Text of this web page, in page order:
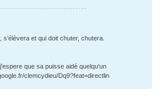
s’élèvera et qui doit chuter, chutera.
que sa puisse aidé quelqu'un
clemcydieu/Dq9?feat=directlin